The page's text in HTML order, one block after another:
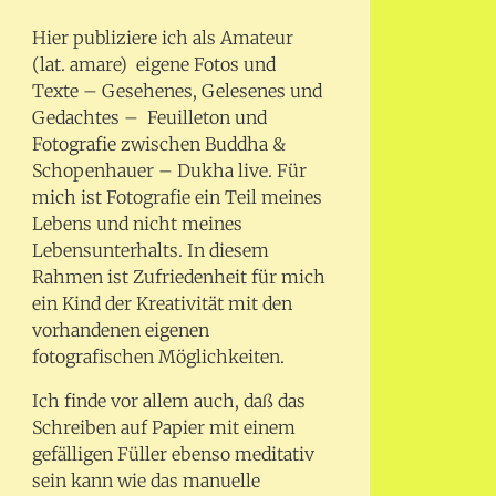
Hier publiziere ich als Amateur
(lat. amare) eigene Fotos und
Texte – Gesehenes, Gelesenes und
Gedachtes – Feuilleton und
Fotografie zwischen Buddha &
Schopenhauer – Dukha live. Für
mich ist Fotografie ein Teil meines
Lebens und nicht meines
Lebensunterhalts. In diesem
Rahmen ist Zufriedenheit für mich
ein Kind der Kreativität mit den
vorhandenen eigenen
fotografischen Möglichkeiten.
Ich finde vor allem auch, daß das
Schreiben auf Papier mit einem
gefälligen Füller ebenso meditativ
sein kann wie das manuelle